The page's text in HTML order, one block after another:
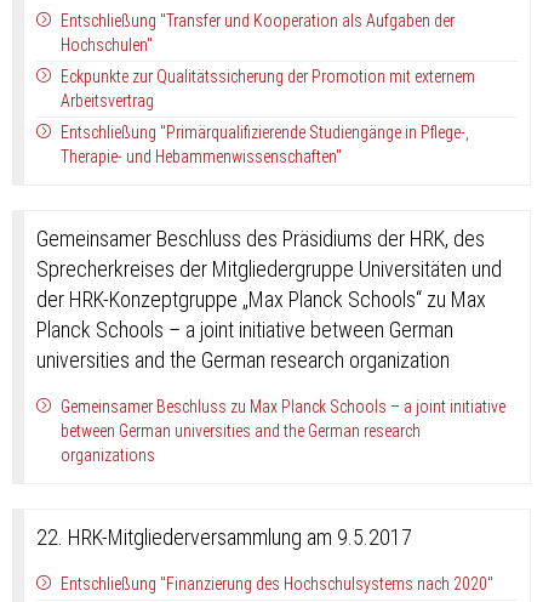
Entschließung "Transfer und Kooperation als Aufgaben der
Hochschulen"
Eckpunkte zur Qualitätssicherung der Promotion mit externem
Arbeitsvertrag
Entschließung "Primärqualifizierende Studiengänge in Pflege-,
Therapie- und Hebammenwissenschaften"
Gemeinsamer Beschluss des Präsidiums der HRK, des
Sprecherkreises der Mitgliedergruppe Universitäten und
der HRK-Konzeptgruppe „Max Planck Schools“ zu Max
Planck Schools – a joint initiative between German
universities and the German research organization
Gemeinsamer Beschluss zu Max Planck Schools – a joint initiative
between German universities and the German research
organizations
22. HRK-Mitgliederversammlung am 9.5.2017
Entschließung "Finanzierung des Hochschulsystems nach 2020"